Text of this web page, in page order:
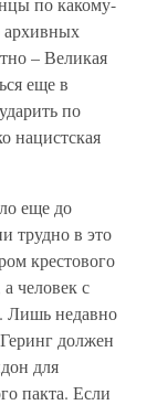
архивных
– Великая
еще в
по
нацистская
еще до
трудно в это
крестового
человек с
Лишь недавно
должен
для
пакта. Если